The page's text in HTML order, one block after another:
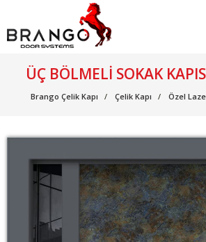
ÜÇ BÖLMELI SOKAK
Brango Çelik Kapı Çelik Kapı Özel